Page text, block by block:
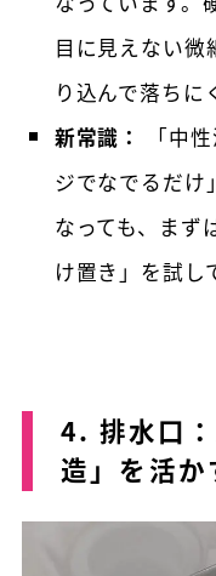
目に見えない微
り込んで落ちに
新常識：
「中
ジでなでるだけ
なっても、まず
け置き」を試し
4. 排水口
造」を活か